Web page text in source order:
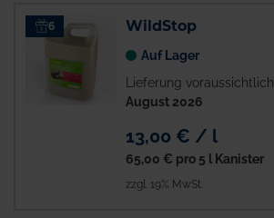
6 WildStop
Auf Lager
Lieferung voraussichtlich
August 2026
13,00 € / l
65,00 € pro 5 l Kanister
zzgl. 19% MwSt.